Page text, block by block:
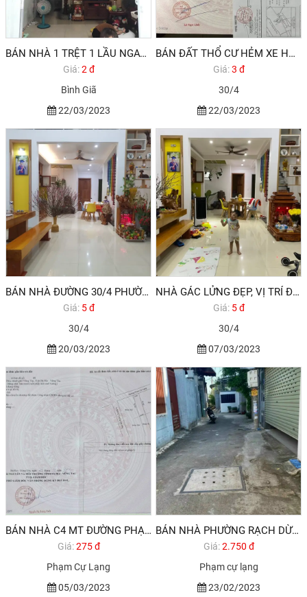
BÁN NHÀ 1 TRỆT 1 LẦU NGAY SÁT CHỢ RẠCH DỪA TP VŨNG TÀU
Giá:2 đ
Bình Giã
22/03/2023
BÁN ĐẤT THỔ CƯ HẺM XE HƠI ĐƯỜNG 30/4 PHƯỜNG RẠCH DỪA TP VŨNG TÀU
Giá:3 đ
30/4
22/03/2023
BÁN NHÀ ĐƯỜNG 30/4 PHƯỜNG RẠCH DỪA VỊ TRÍ ĐẸP TP BIỂN VŨNG TÀU
Giá: 5 đ
30/4
20/03/2023
NHÀ GÁC LỬNG ĐẸP, VỊ TRÍ ĐẸP ĐƯỜNG 30/4 PHƯỜNG RẠCH DỪA TP VŨNG TÀU
Giá: 5 đ
30/4
07/03/2023
BÁN NHÀ C4 MT ĐƯỜNG PHẠM CỰ LẠNG PHƯỜNG RẠCH DỪA GẦN KCN ĐÔNG XUYÊN TP VŨNG TÀU
Giá:275 đ
Phạm Cự Lạng
05/03/2023
BÁN NHÀ PHƯỜNG RẠCH DỪA TPVT
Giá:2.750 đ
Phạm cự lạng
23/02/2023